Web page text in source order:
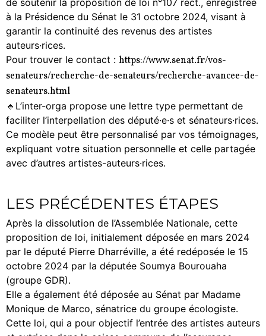
de soutenir la proposition de loi n°107 rect., enregistrée
à la Présidence du Sénat le 31 octobre 2024, visant à
garantir la continuité des revenus des artistes
auteurs·rices.
Pour trouver le contact : https://www.senat.fr/vos-
senateurs/recherche-de-senateurs/recherche-avancee-de-
senateurs.html
🔹L’inter-orga propose une lettre type permettant de
faciliter l’interpellation des député·e·s et sénateurs·rices.
Ce modèle peut être personnalisé par vos témoignages,
expliquant votre situation personnelle et celle partagée
avec d’autres artistes-auteurs·rices.
LES PRÉCÉDENTES ÉTAPES
Après la dissolution de l’Assemblée Nationale, cette
proposition de loi, initialement déposée en mars 2024
par le député Pierre Dharréville, a été redéposée le 15
octobre 2024 par la députée Soumya Bourouaha
(groupe GDR).
Elle a également été déposée au Sénat par Madame
Monique de Marco, sénatrice du groupe écologiste.
Cette loi, qui a pour objectif l’entrée des artistes auteurs